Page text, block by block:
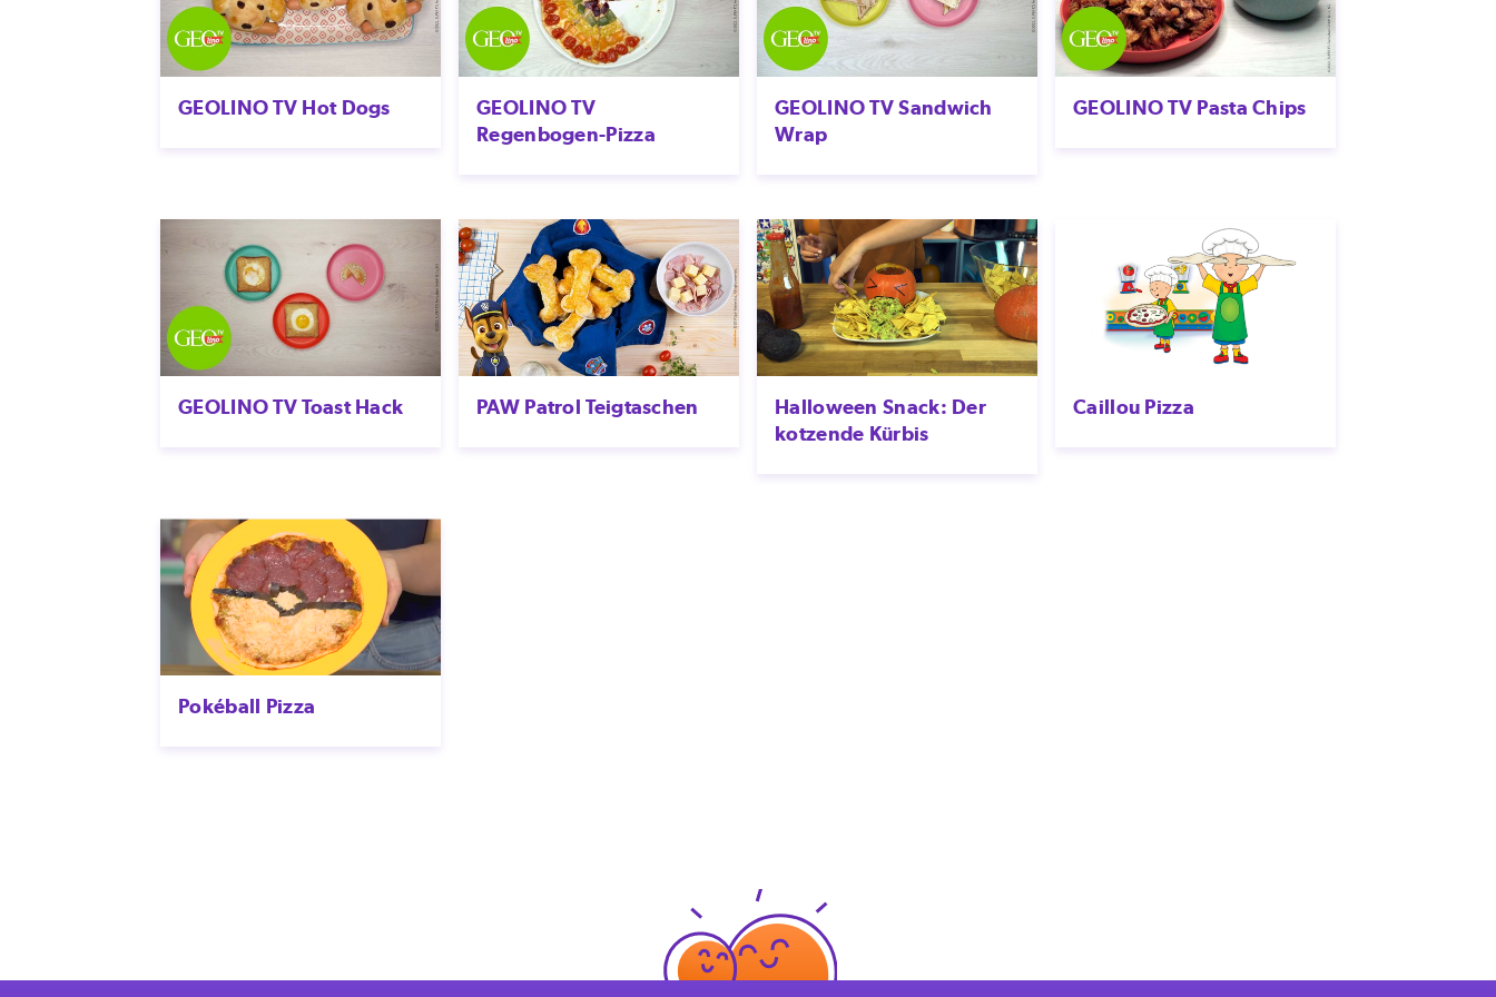
Captain Tsubasa
Casagrandes
Chuggington
City Abenteuer
Dora
Dragons
​Dragons – Die jungen
Drachenretter: Helden
der Lüfte
DreamZzz
Ehrlich Brothers Magic
School
Go Jetters
Grizzy & die Lemminge
Gustavs Welt
GEOLINO TV Hot Dogs
GEOLINO TV
Regenbogen-Pizza
GEOLINO TV Sandwich
Wrap
GEOLINO TV Pasta Chips
GEOLINO TV Toast Hack PAW Patrol Teigtaschen
Halloween Snack: Der
kotzende Kürbis
Caillou Pizza
Pokéball Pizza